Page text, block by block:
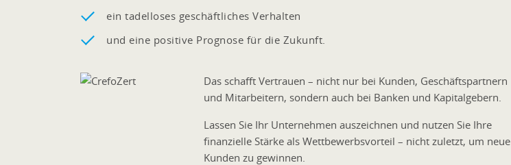
ein tadelloses geschäftliches Verhalten
und eine positive Prognose für die Zukunft.
Das schafft Vertrauen – nicht nur bei Kunden, Geschäftspartnern
und Mitarbeitern, sondern auch bei Banken und Kapitalgebern.
Lassen Sie Ihr Unternehmen auszeichnen und nutzen Sie Ihre
finanzielle Stärke als Wettbewerbsvorteil – nicht zuletzt, um neue
Kunden zu gewinnen.